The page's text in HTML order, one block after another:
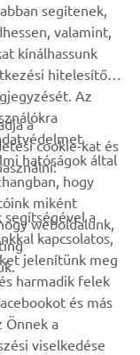
segítenek,
valamint,
kínálhassunk
hitelesítő
Az
hatóságok által
hogy
miként
weboldalunk,
a
cookie-kat és
a
kapcsolatos,
jelenítünk meg
harmadik felek
és más
Önnek a
viselkedése